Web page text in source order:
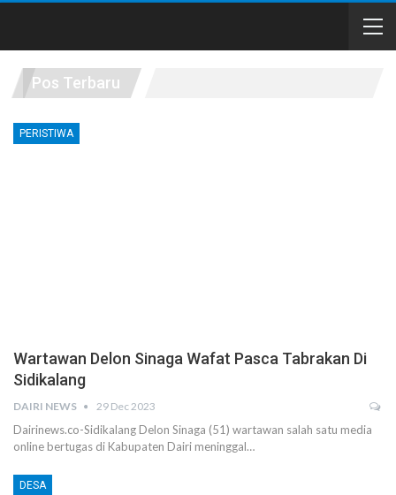
Pos Terbaru
PERISTIWA
Wartawan Delon Sinaga Wafat Pasca Tabrakan Di
Sidikalang
DAIRI NEWS 29 Dec 2023
Dairinews.co-Sidikalang Delon Sinaga (51) wartawan salah satu media
online bertugas di Kabupaten Dairi meninggal…
DESA